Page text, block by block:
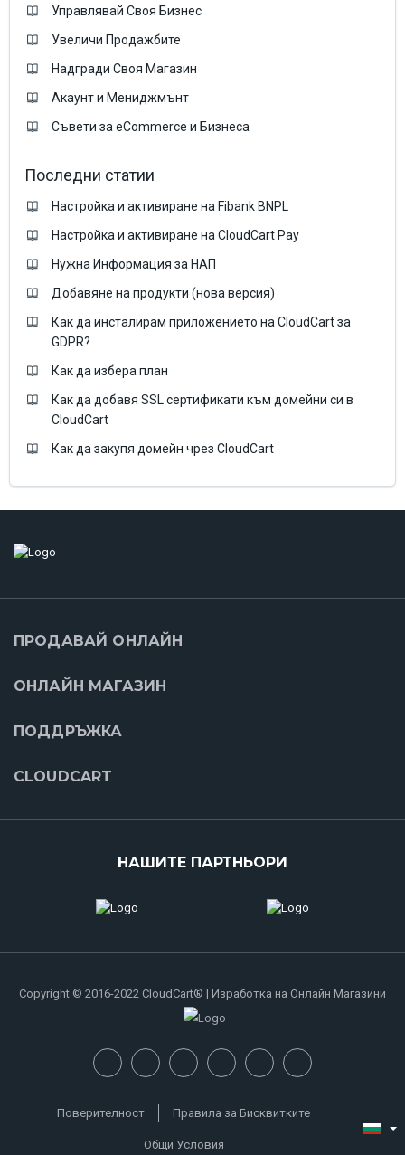
Управлявай Своя Бизнес
Увеличи Продажбите
Надгради Своя Магазин
Акаунт и Мениджмънт
Съвети за eCommerce и Бизнеса
Последни статии
Настройка и активиране на Fibank BNPL
Настройка и активиране на CloudCart Pay
Нужна Информация за НАП
Добавяне на продукти (нова версия)
Как да инсталирам приложението на CloudCart за
GDPR?
Как да избера план
Как да добавя SSL сертификати към домейни си в
CloudCart
Как да закупя домейн чрез CloudCart
ПРОДАВАЙ ОНЛАЙН
ОНЛАЙН МАГАЗИН
ПОДДРЪЖКА
CLOUDCART
НАШИТЕ ПАРТНЬОРИ
Copyright © 2016-2022 CloudCart® | Изработка на Онлайн Магазини
Поверителност Правила за Бисквитките
Общи Условия